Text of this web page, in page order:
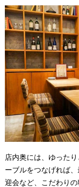
店内奥には、ゆった
ーブルをつなげれば
迎会など、こだわり